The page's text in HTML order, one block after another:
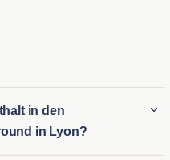
in den
in Lyon?